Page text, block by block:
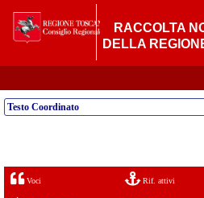
RACCOLTA
DELLA
Testo Coordinato
Voci Rif. attivi